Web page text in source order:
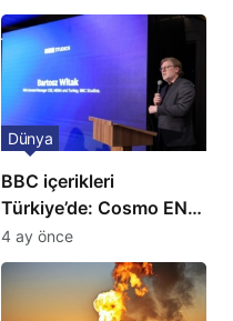
BBC içerikleri
Türkiye’de: Cosmo EN
ve BBC Player yayında
Dünya
4 ay önce